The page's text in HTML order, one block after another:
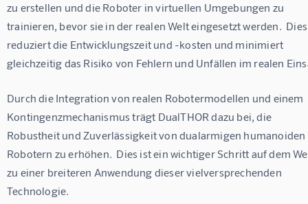
zu erstellen und die Roboter in virtuellen Umgebungen zu
trainieren, bevor sie in der realen Welt eingesetzt werden.
reduziert die Entwicklungszeit und -kosten und minimiert
gleichzeitig das Risiko von Fehlern und Unfällen im realen
Durch die Integration von realen Robotermodellen und einem
Kontingenzmechanismus trägt DualTHOR dazu bei, die
Robustheit und Zuverlässigkeit von dualarmigen humanoiden
Robotern zu erhöhen.  Dies ist ein wichtiger Schritt auf dem
zu einer breiteren Anwendung dieser vielversprechenden
Technologie.